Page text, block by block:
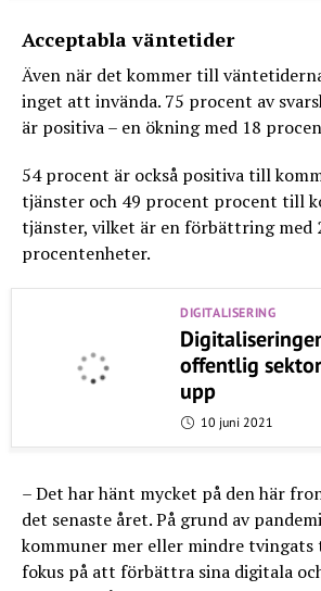
Acceptabla väntetider
Även när det kommer till
inget att invända. 75 procent av
är positiva – en ökning med 18
54 procent är också positiva till
tjänster och 49 procent procent till
tjänster, vilket är en förbättring med
procentenheter.
DIGITALISERING
offentlig
upp
10 juni 2021
– Det har hänt mycket på den här
det senaste året. På grund av
kommuner mer eller mindre
fokus på att förbättra sina digitala